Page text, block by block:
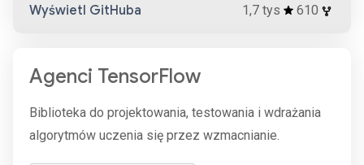
Wyświetl GitHuba 1,7 tys 610
Agenci TensorFlow
Biblioteka do projektowania, testowania i wdrażania
algorytmów uczenia się przez wzmacnianie.